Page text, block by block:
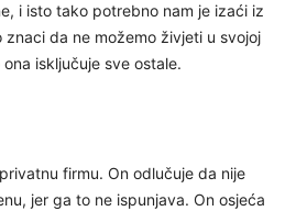
i isto tako potrebno nam je izaći iz
znaci da ne možemo živjeti u svojoj
isključuje sve ostale.
firmu. On odlučuje da nije
jer ga to ne ispunjava. On osjeća